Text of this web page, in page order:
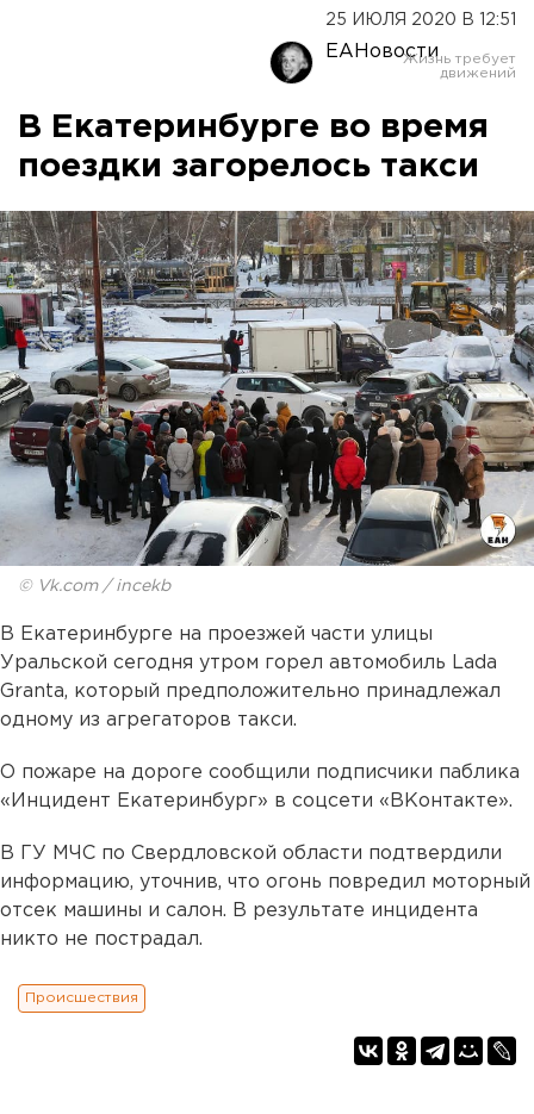
25 ИЮЛЯ 2020 В 12:51
ЕАНовости
В Екатеринбурге во время
поездки загорелось такси
© Vk.com / incekb
В Екатеринбурге на проезжей части улицы
Уральской сегодня утром горел автомобиль Lada
Granta, который предположительно принадлежал
одному из агрегаторов такси.
О пожаре на дороге сообщили подписчики паблика
«Инцидент Екатеринбург» в соцсети «ВКонтакте».
В ГУ МЧС по Свердловской области подтвердили
информацию, уточнив, что огонь повредил моторный
отсек машины и салон. В результате инцидента
никто не пострадал.
Происшествия